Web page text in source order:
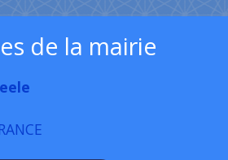
de la mairie